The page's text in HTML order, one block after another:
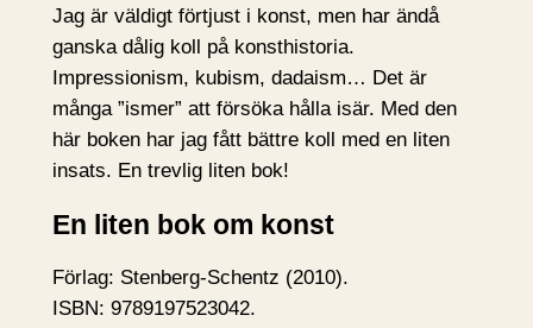
Jag är väldigt förtjust i konst, men har ändå
ganska dålig koll på konsthistoria.
Impressionism, kubism, dadaism… Det är
många ”ismer” att försöka hålla isär. Med den
här boken har jag fått bättre koll med en liten
insats. En trevlig liten bok!
En liten bok om konst
Förlag: Stenberg-Schentz (2010).
ISBN: 9789197523042.